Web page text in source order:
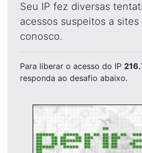
Seu IP fez diversas
acessos suspeitos a
conosco.
Para liberar o acesso do IP
responda ao desafio abaixo.